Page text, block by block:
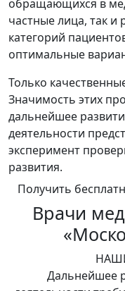
обращающихся в
частные лица, так и
категорий
оптимальные
Только
Значимость этих
дальнейшее
деятельности
эксперимент
развития.
Получить
Врачи
Дальнейшее